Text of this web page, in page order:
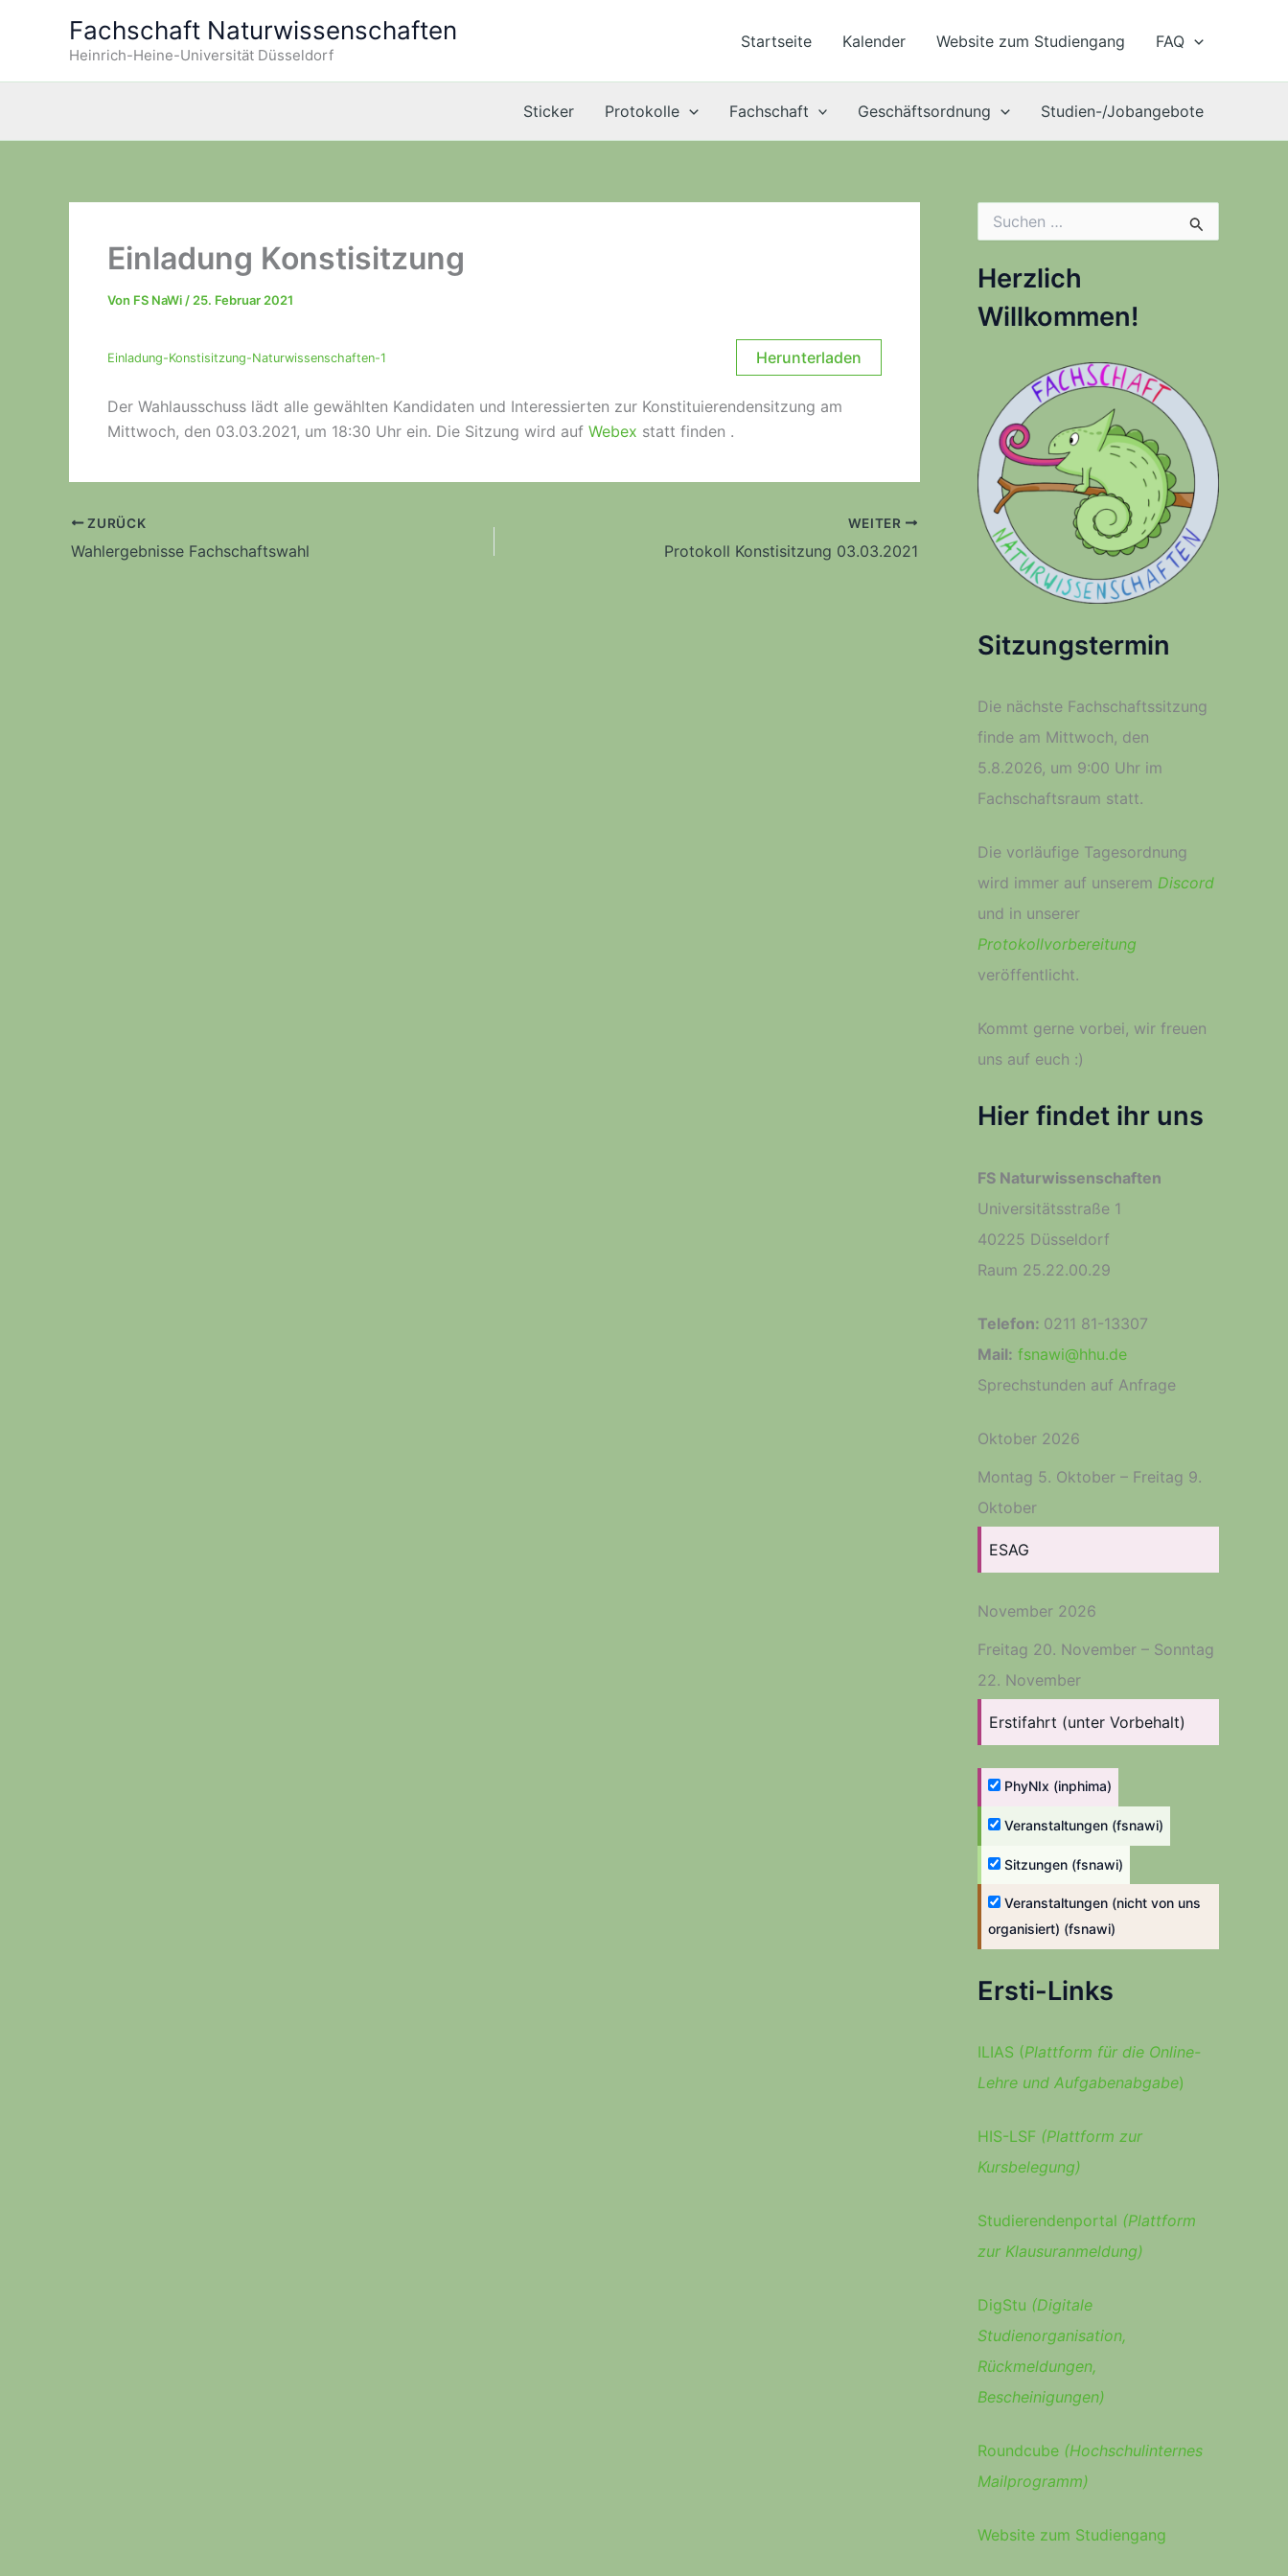
Fachschaft Naturwissenschaften
Heinrich-Heine-Universität Düsseldorf
Startseite Kalender Website zum Studiengang FAQ
Sticker Protokolle Fachschaft Geschäftsordnung Studien-/Jobangebote
Einladung Konstisitzung
Von FS NaWi / 25. Februar 2021
Einladung-Konstisitzung-Naturwissenschaften-1 Herunterladen
Der Wahlausschuss lädt alle gewählten Kandidaten und Interessierten zur Konstituierendensitzung am
Mittwoch, den 03.03.2021, um 18:30 Uhr ein. Die Sitzung wird auf Webex statt finden .
ZURÜCK
Wahlergebnisse Fachschaftswahl
WEITER
Protokoll Konstisitzung 03.03.2021
h
e
n
n
Herzlich
Willkommen!
Sitzungstermin
Die nächste Fachschaftssitzung
finde am Mittwoch, den
5.8.2026, um 9:00 Uhr im
Fachschaftsraum statt.
Die vorläufige Tagesordnung
wird immer auf unserem Discord
und in unserer
Protokollvorbereitung
veröffentlicht.
Kommt gerne vorbei, wir freuen
uns auf euch :­)
Hier findet ihr uns
FS Naturwissenschaften
Universitätsstraße 1
40225 Düsseldorf
Raum 25.22.00.29
Telefon: 0211 81-13307
Mail: fsnawi@hhu.de
Sprechstunden auf Anfrage
Oktober 2026
Montag 5. Oktober – Freitag 9.
Oktober
ESAG
November 2026
Freitag 20. November – Sonntag
22. November
Erstifahrt (unter Vorbehalt)
PhyNIx (inphima)
Veranstaltungen (fsnawi)
Sitzungen (fsnawi)
Veranstaltungen (nicht von uns
organisiert) (fsnawi)
Ersti-Links
ILIAS (Plattform für die Online-
Lehre und Aufgabenabgabe)
HIS-LSF (Plattform zur
Kursbelegung)
Studierendenportal (Plattform
zur Klausuranmeldung)
DigStu (Digitale
Studienorganisation,
Rückmeldungen,
Bescheinigungen)
Roundcube (Hochschulinternes
Mailprogramm)
Website zum Studiengang